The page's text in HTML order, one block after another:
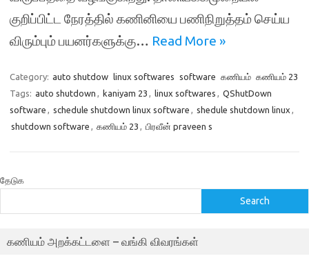
குறிப்பிட்ட நேரத்தில் கணினியை பணிநிறுத்தம் செய்ய
விரும்பும் பயனர்களுக்கு… Read More »
Category: auto shutdow linux softwares software கணியம் கணியம் 23
Tags: auto shutdown , kaniyam 23 , linux softwares , QShutDown
software , schedule shutdown linux software , shedule shutdown linux ,
shutdown software , கணியம் 23 , பிரவீன் praveen s
தேடுக
Search
கணியம் அறக்கட்டளை – வங்கி விவரங்கள்